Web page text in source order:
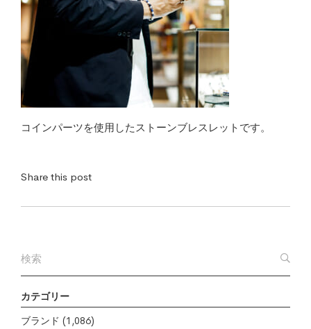
カテゴリー
ブランド (1,086)
コインパーツを使用したストーンブレスレットです。
Share this post